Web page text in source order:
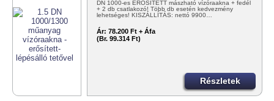
DN 1000-es ERŐSÍTETT mászható vízóraakna + fedél
+ 2 db csatlakozó! Több db esetén kedvezmény
lehetséges! KISZÁLLÍTÁS: nettó 9900…
Ár: 78.200 Ft + Áfa
(Br. 99.314 Ft)
Részletek